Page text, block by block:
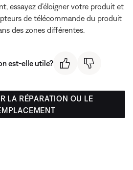
essayez d’éloigner votre produit et
de télécommande du produit
des zones différentes.
est-elle utile?
LA RÉPARATION OU LE